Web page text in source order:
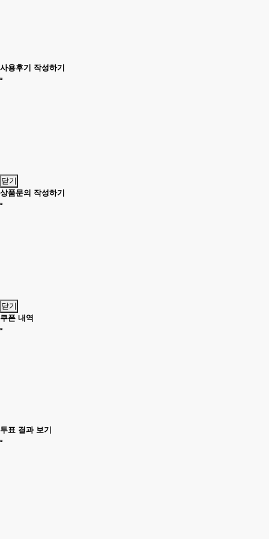
사용후기 작성하기
닫기
상품문의 작성하기
닫기
쿠폰 내역
투표 결과 보기